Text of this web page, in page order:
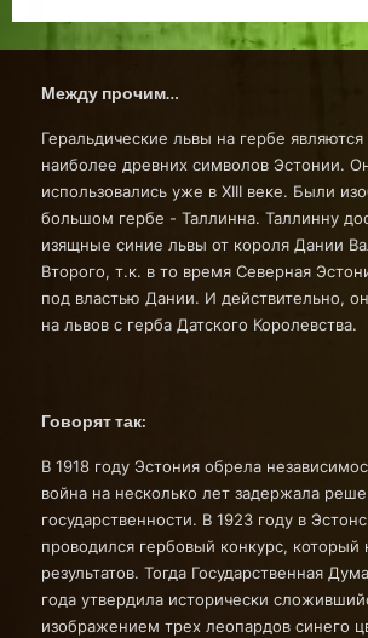
Между прочим…
Геральдические львы на гербе
наиболее древних символов Эстонии.
использовались уже в XIII веке. Были
большом гербе - Таллинна. Таллинну
изящные синие львы от короля Дании
Второго, т.к. в то время Северная
под властью Дании. И действительно,
на львов с герба Датского Королевства.
Говорят так:
В 1918 году Эстония обрела
война на несколько лет задержала
государственности. В 1923 году в
проводился гербовый конкурс, который
результатов. Тогда Государственная
года утвердила исторически
изображением трех леопардов синего